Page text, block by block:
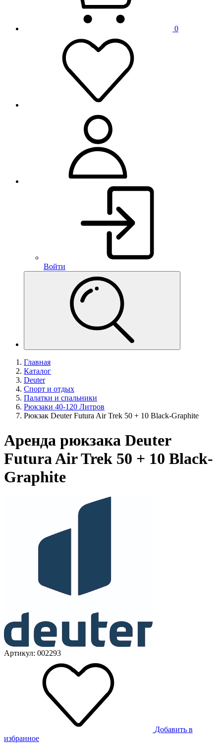
0
Войти
Главная
Каталог
Deuter
Спорт и отдых
Палатки и спальники
Рюкзаки 40-120 Литров
Рюкзак Deuter Futura Air Trek 50 + 10 Black-Graphite
Аренда рюкзака Deuter
Futura Air Trek 50 + 10 Black-
Graphite
Артикул: 002293
Добавить в
избранное